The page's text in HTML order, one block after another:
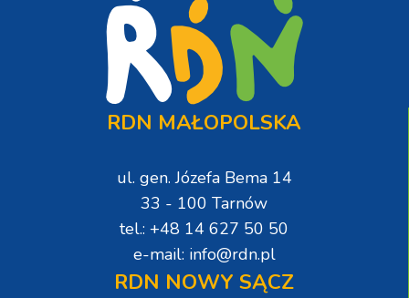
RDN MAŁOPOLSKA
ul. gen. Józefa Bema 14
33 - 100 Tarnów
tel.: +48 14 627 50 50
e-mail: info@rdn.pl
RDN NOWY SĄCZ